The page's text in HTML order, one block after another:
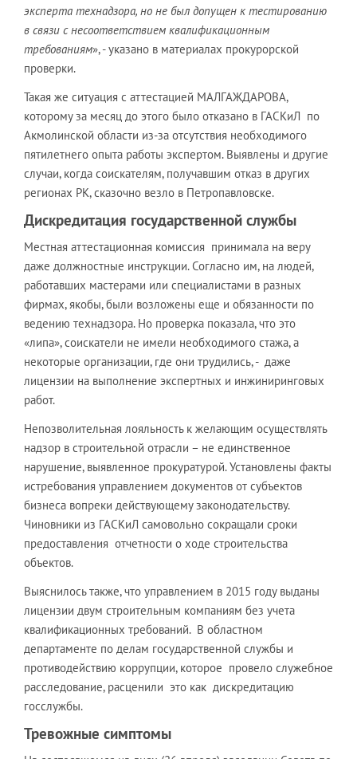
эксперта технадзора, но не был допущен к тестированию
в связи с несоответствием квалификационным
требованиям», - указано в материалах прокурорской
проверки.
Такая же ситуация с аттестацией МАЛГАЖДАРОВА,
которому за месяц до этого было отказано в ГАСКиЛ по
Акмолинской области из-за отсутствия необходимого
пятилетнего опыта работы экспертом. Выявлены и другие
случаи, когда соискателям, получавшим отказ в других
регионах РК, сказочно везло в Петропавловске.
Дискредитация государственной службы
Местная аттестационная комиссия принимала на веру
даже должностные инструкции. Согласно им, на людей,
работавших мастерами или специалистами в разных
фирмах, якобы, были возложены еще и обязанности по
ведению технадзора. Но проверка показала, что это
«липа», соискатели не имели необходимого стажа, а
некоторые организации, где они трудились, - даже
лицензии на выполнение экспертных и инжиниринговых
работ.
Непозволительная лояльность к желающим осуществлять
надзор в строительной отрасли – не единственное
нарушение, выявленное прокуратурой. Установлены факты
истребования управлением документов от субъектов
бизнеса вопреки действующему законодательству.
Чиновники из ГАСКиЛ самовольно сокращали сроки
предоставления отчетности о ходе строительства
объектов.
Выяснилось также, что управлением в 2015 году выданы
лицензии двум строительным компаниям без учета
квалификационных требований. В областном
департаменте по делам государственной службы и
противодействию коррупции, которое провело служебное
расследование, расценили это как дискредитацию
госслужбы.
Тревожные симптомы